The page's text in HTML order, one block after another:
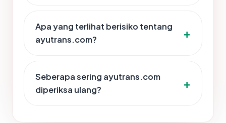
Apa yang terlihat berisiko tentang
ayutrans.com?
Seberapa sering ayutrans.com
diperiksa ulang?